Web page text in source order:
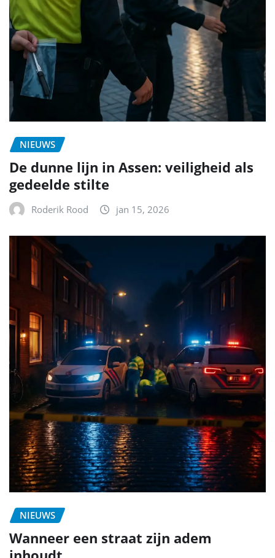
NIEUWS
De dunne lijn in Assen: veiligheid als
gedeelde stilte
Roderik Rood jan 15, 2026
NIEUWS
Wanneer een straat zijn adem